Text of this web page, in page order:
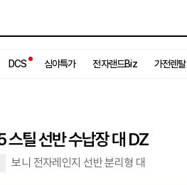
DCS 심야특가 전자랜드Biz 가전렌탈
스틸 선반 수납장 대 DZ
보니 전자레인지 선반 분리형 대